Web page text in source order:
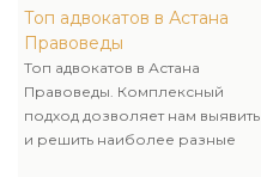
практической деятельности,
знание и опыт дают
возможность преодолеть
любые затруднения.
Топ адвокатов в Астана
Правоведы
Топ адвокатов в Астана
Правоведы. Комплексный
подход дозволяет нам выявить
и решить наиболее разные